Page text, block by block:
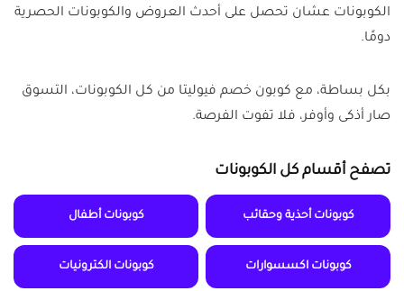
الكوبونات عشان تحصل على أحدث العروض والكوبونات الحصرية
دومًا.
بكل بساطة، مع كوبون خصم فيوليتا من كل الكوبونات، التسوق
صار أذكى وأوفر، فلا تفوت الفرصة.
تصفح أقسام كل الكوبونات
كوبونات أحذية وحقائب كوبونات أطفال
كوبونات اكسسوارات كوبونات الكترونيات